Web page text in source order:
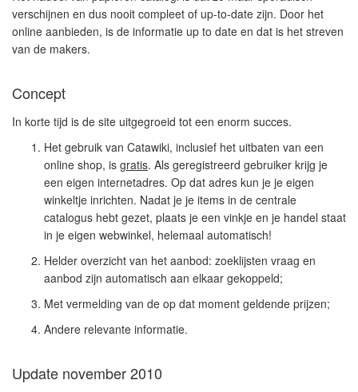
verschijnen en dus nooit compleet of up-to-date zijn. Door het
online aanbieden, is de informatie up to date en dat is het streven
van de makers.
Concept
In korte tijd is de site uitgegroeid tot een enorm succes.
Het gebruik van Catawiki, inclusief het uitbaten van een
online shop, is gratis. Als geregistreerd gebruiker krijg je
een eigen internetadres. Op dat adres kun je je eigen
winkeltje inrichten. Nadat je je items in de centrale
catalogus hebt gezet, plaats je een vinkje en je handel staat
in je eigen webwinkel, helemaal automatisch!
Helder overzicht van het aanbod: zoeklijsten vraag en
aanbod zijn automatisch aan elkaar gekoppeld;
Met vermelding van de op dat moment geldende prijzen;
Andere relevante informatie.
Update november 2010